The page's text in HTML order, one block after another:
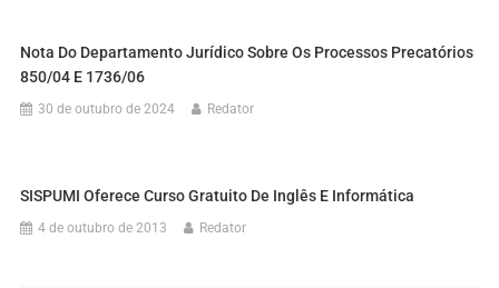
Nota Do Departamento Jurídico Sobre Os Processos Precatórios
850/04 E 1736/06
30 de outubro de 2024 Redator
SISPUMI Oferece Curso Gratuito De Inglês E Informática
4 de outubro de 2013 Redator